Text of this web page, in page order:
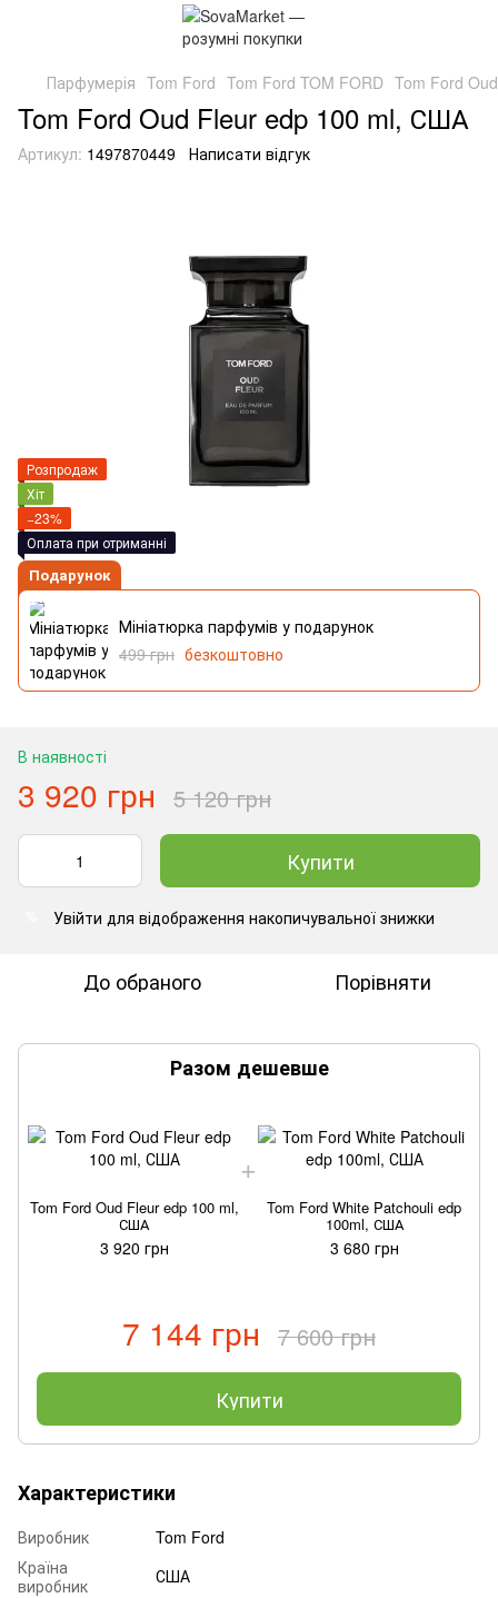
Парфумерія Tom Ford Tom Ford TOM FORD Tom Ford
Tom Ford Oud Fleur edp 100 ml, США
Артикул: 1497870449 Написати відгук
Розпродаж
Хіт
−23%
Оплата при отриманні
Подарунок
Мініатюрка парфумів у подарунок
499 грн безкоштовно
В наявності
3 920 грн 5 120 грн
Купити
Увійти для відображення накопичувальної знижки
До обраного Порівняти
Разом дешевше
Tom Ford Oud Fleur edp 100 ml,
США
3 920 грн
Tom Ford White Patchouli edp
100ml, США
3 680 грн
7 144 грн 7 600 грн
Купити
Характеристики
Виробник
Tom Ford
Країна
виробник
США